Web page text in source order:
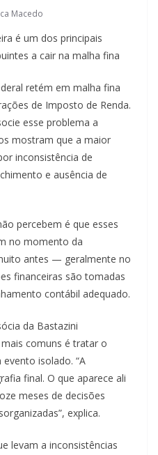
Macedo
é um dos principais
a cair na malha fina
retém em malha fina
de Imposto de Renda.
esse problema a
mostram que a maior
inconsistência de
e ausência de
percebem é que esses
no momento da
antes — geralmente no
financeiras são tomadas
contábil adequado.
da Bastazini
comuns é tratar o
isolado. “A
final. O que aparece ali
meses de decisões
explica.
levam a inconsistências